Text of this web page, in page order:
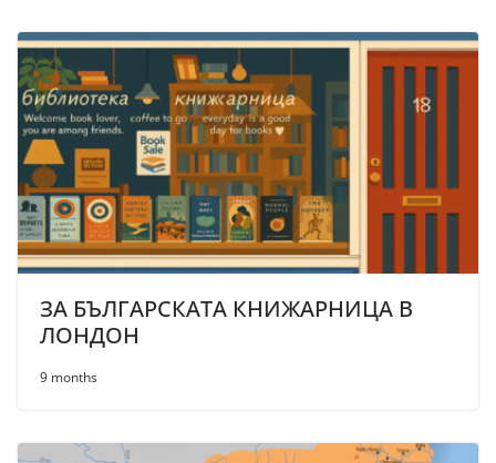
ЗА БЪЛГАРСКАТА КНИЖАРНИЦА В
ЛОНДОН
9 months